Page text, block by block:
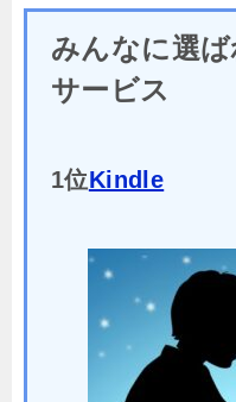
みんなに選
サービス
1位Kindle